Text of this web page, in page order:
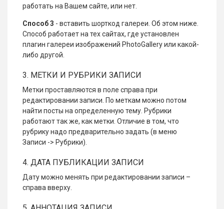
работать на Вашем сайте, или нет.
Способ 3 - вставить шорткод галереи. Об этом ниже.
Способ работает на тех сайтах, где установлен
плагин галереи изображений PhotoGallery или какой-
либо другой.
3. МЕТКИ И РУБРИКИ ЗАПИСИ
Метки проставляются в поле справа при
редактировании записи. По меткам можно потом
найти посты на определенную тему. Рубрики
работают так же, как метки. Отличие в том, что
рубрику надо предварительно задать (в меню
Записи -> Рубрики).
4. ДАТА ПУБЛИКАЦИИ ЗАПИСИ
Дату можно менять при редактировании записи –
справа вверху.